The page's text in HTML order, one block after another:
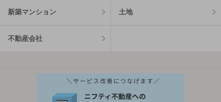
新築マンション 土地
不動産会社